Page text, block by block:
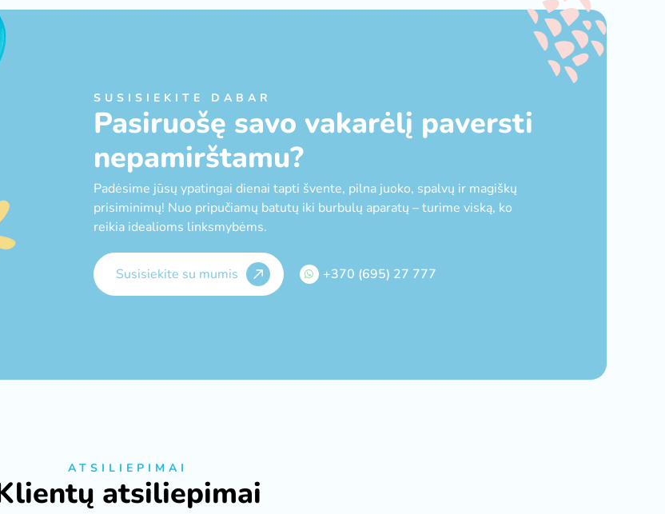
SUSISIEKITE DABAR
Pasiruošę savo vakarėlį paversti
nepamirštamu?
Padėsime jūsų ypatingai dienai tapti švente, pilna juoko, spalvų ir magiškų
prisiminimų! Nuo pripučiamų batutų iki burbulų aparatų – turime viską, ko
reikia idealioms linksmybėms.
Susisiekite su mumis +370 (695) 27 777
ATSILIEPIMAI
atsiliepimai